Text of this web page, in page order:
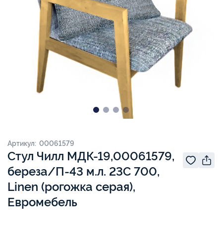
Стул Чилл МДК-19,00061579,
береза/П-43 м.л. 23С 700,
Linen (рогожка серая),
Евромебель
Артикул: 00061579